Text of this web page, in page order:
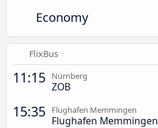
Economy
FlixBus
11:15 Nürnberg
ZOB
15:35 Flughafen Memmingen
Flughafen Memmingen